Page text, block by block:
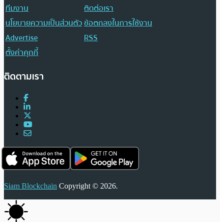
ทีมงาน
ติดต่อเรา
นโยบายความเป็นส่วนตัวข้อตกลงในการใช้งาน
Advertise
RSS
ตั้งค่าคุกกี้
ติดตามเรา
Siam Blockchain Copyright © 2026.